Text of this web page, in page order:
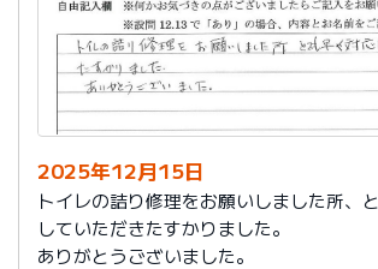
て、毎日快適に暮らしております。あり
した。
今後は、このような規模の修繕を行うこ
こらず、小さな小さな修繕になろうかと
の折は中田様、渡辺様にお願いさせてい
おります。とても素晴らしい社員様です。
寒さもひとしお厳しい折でございますの
員の皆様にはどうぞくれぐれもご自愛くだ
お祈り申し上げます。
2025年12月15日
トイレの詰り修理をお願いしました所、
していただきたすかりました。
ありがとうございました。